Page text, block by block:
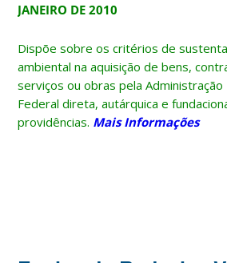
JANEIRO DE 2010
Dispõe sobre os critérios de
ambiental na aquisição de bens,
serviços ou obras pela Administração
Federal direta, autárquica e
providências. Mais Informações